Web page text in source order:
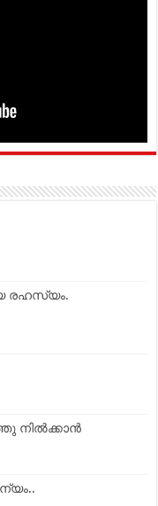
രഹസ്യം.
നില്‍ക്കാന്‍